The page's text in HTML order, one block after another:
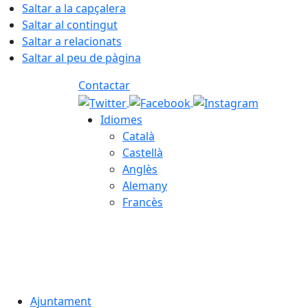
Saltar a la capçalera
Saltar al contingut
Saltar a relacionats
Saltar al peu de pàgina
Contactar
Idiomes
Català
Castellà
Anglès
Alemany
Francès
Ajuntament